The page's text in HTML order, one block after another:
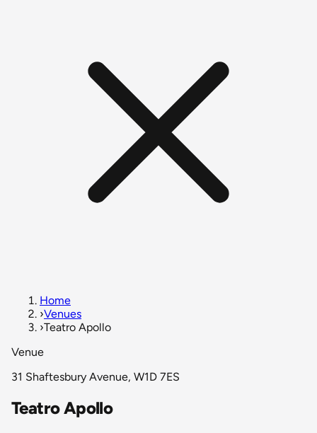
Home
›Venues
›Teatro Apollo
Venue
31 Shaftesbury Avenue, W1D 7ES
Teatro Apollo